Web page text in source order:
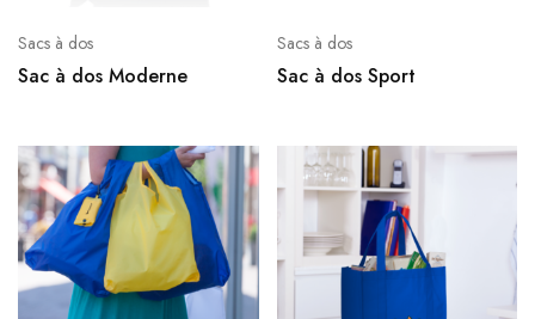
Sacs à dos
Sac à dos Moderne
Sacs à dos
Sac à dos Sport